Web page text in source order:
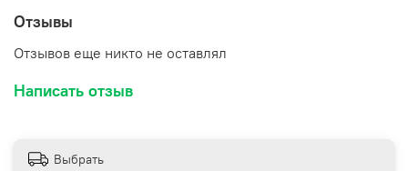
при этом не потеряет своей привлекательности.
Размер подарочного мешочка 90х120 мм.
Отзывы
Отзывов еще никто не оставлял
Написать отзыв
Выбрать